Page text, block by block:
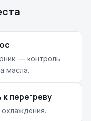
— контроль
масла.
перегреву